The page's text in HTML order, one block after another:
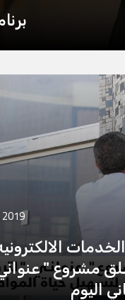
مشروع "
اليوم